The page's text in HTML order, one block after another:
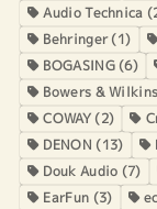
Audio Technica
Behringer(1)
BOGASING(6)
Bowers & Wilkins
COWAY(2)
DENON (13)
Douk Audio (7)
EarFun (3)